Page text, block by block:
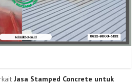
Jasa Stamped Concrete untuk